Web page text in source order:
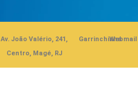
Av. João Valério, 241,
Centro, Magé, RJ
GarrinchinhaWebmail